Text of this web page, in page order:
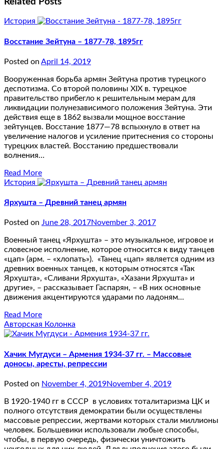
История
Восстание Зейтуна – 1877-78, 1895гг
Posted on April 14, 2019
Вооруженная борьба армян Зейтуна против турецкого
деспотизма. Со второй половины ХIХ в. турецкое
правительство прибегло к решительным мерам для
ликвидации полунезависимого положения Зейтуна. Эти
действия еще в 1862 вызвали мощное восстание
зейтунцев. Восстание 1877—78 вспыхнуло в ответ на
увеличение налогов и усиление притеснения со стороны
турецких властей. Восстанию предшествовали
волнения…
Read More
История
Ярхушта – Древний танец армян
Posted on June 28, 2017November 3, 2017
Военный танец «Ярхушта» – это музыкальное, игровое и
словесное исполнение, которое относится к виду танцев
«цап» (арм. – «хлопать»). «Танец «цап» является одним из
древних военных танцев, к которым относятся «Так
Ярхушта», «Сливани Ярхушта», «Хазани Ярхушта» и
другие», – рассказывает Гаспарян, – «В них основные
движения акцентируются ударами по ладоням…
Read More
Авторская Колонка
Хачик Мугдуси – Армения 1934-37 гг. – Массовые
доносы, аресты, репрессии
Posted on November 4, 2019November 4, 2019
В 1920-1940 гг в СССР в условиях тоталитаризма ЦК и
полного отсутствия демократии были осуществлены
массовые репрессии, жертвами которых стали миллионы
человек. Большевики использовали любые способы,
чтобы, в первую очередь, физически уничтожить